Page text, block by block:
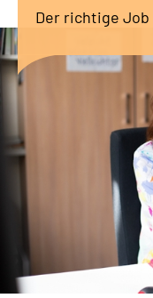
Sozialdienste &
Erweiterte Suche
Gebärdensprache
Leichte Sprache
Der richtige Job